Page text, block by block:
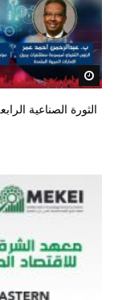
الثورة الصناعية